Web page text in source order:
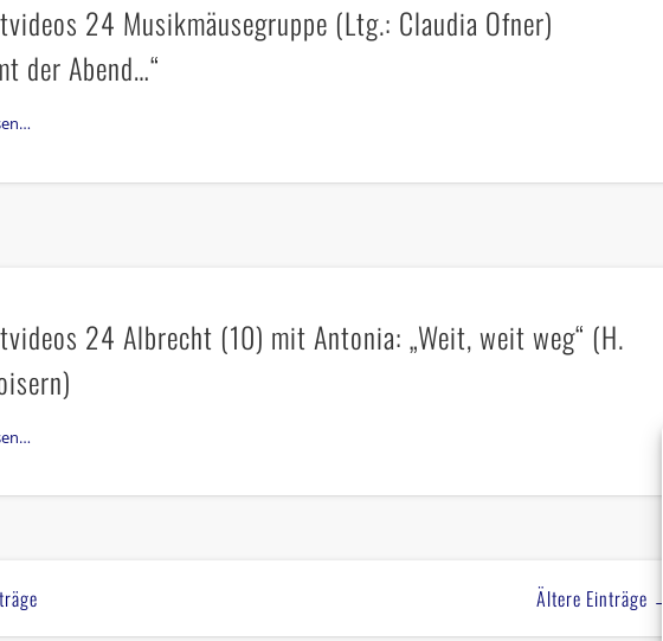
24 Musikmäusegruppe (Ltg.: Claudia Ofner)
der Abend…“
24 Albrecht (10) mit Antonia: „Weit, weit weg“ (H.
Ältere Einträge →